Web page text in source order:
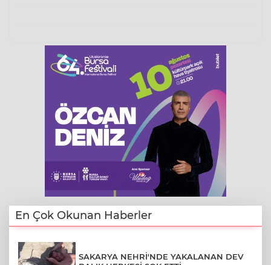
En Çok Okunan Haberler
SAKARYA NEHRİ'NDE YAKALANAN DEV